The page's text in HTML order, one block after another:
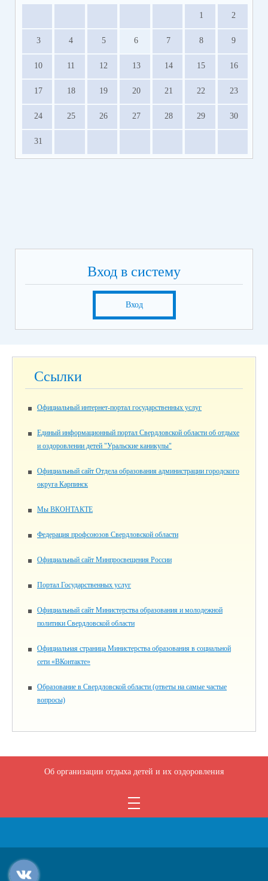
1 2
3 4 5 6 7 8 9
10 11 12 13 14 15 16
17 18 19 20 21 22 23
24 25 26 27 28 29 30
31
Вход в систему
Вход
Ссылки
Официальный интернет-портал государственных услуг
Единый информационный портал Свердловской области об отдыхе
и оздоровлении детей "Уральские каникулы"
Официальный сайт Отдела образования администрации городского
округа Карпинск
Мы ВКОНТАКТЕ
Федерация профсоюзов Свердловской области
Официальный сайт Минпросвещения России
Портал Государственных услуг
Официальный сайт Министерства образования и молодежной
политики Свердловской области
Официальная страница Министерства образования в социальной
сети «ВКонтакте»
Образование в Свердловской области (ответы на самые частые
вопросы)
Об организации отдыха детей и их оздоровления